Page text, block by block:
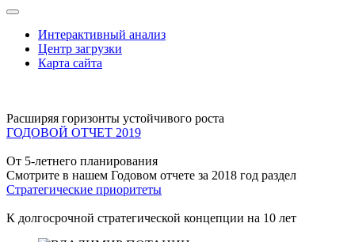
Интерактивный анализ
Центр загрузки
Карта сайта
Расширяя горизонты устойчивого роста
ГОДОВОЙ ОТЧЕТ 2019
От 5-летнего планирования
Смотрите в нашем Годовом отчете за 2018 год раздел
Стратегические приоритеты
К долгосрочной стратегической концепции на 10 лет